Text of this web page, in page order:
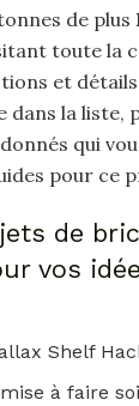
de plus
toute la
et
dans la
qui
pour ce
de
vos
Shelf
à faire